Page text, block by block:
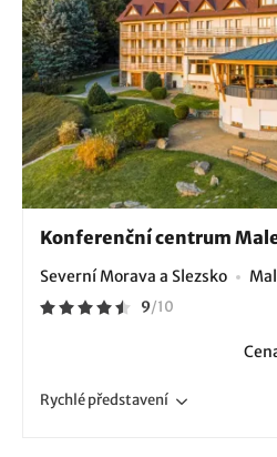
Konferenční centrum
Severní Morava a Slezsko
9/10
Rychlépředstavení